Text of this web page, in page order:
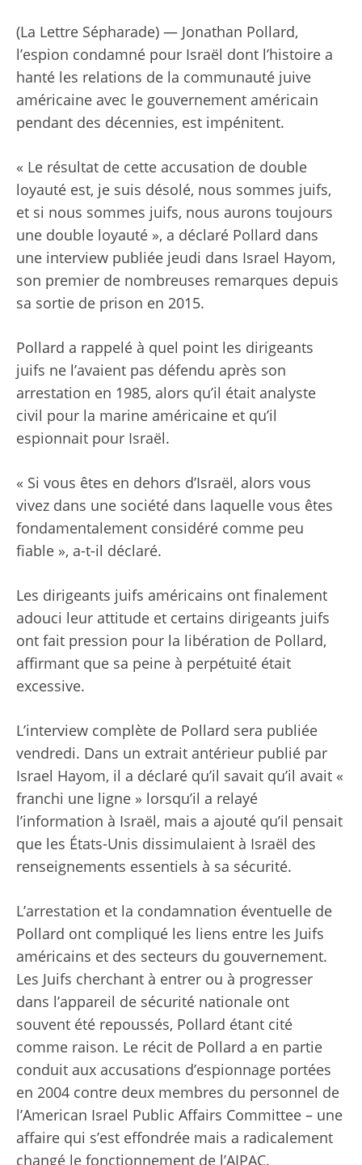
(La Lettre Sépharade) — Jonathan Pollard,
l’espion condamné pour Israël dont l’histoire a
hanté les relations de la communauté juive
américaine avec le gouvernement américain
pendant des décennies, est impénitent.
« Le résultat de cette accusation de double
loyauté est, je suis désolé, nous sommes juifs,
et si nous sommes juifs, nous aurons toujours
une double loyauté », a déclaré Pollard dans
une interview publiée jeudi dans Israel Hayom,
son premier de nombreuses remarques depuis
sa sortie de prison en 2015.
Pollard a rappelé à quel point les dirigeants
juifs ne l’avaient pas défendu après son
arrestation en 1985, alors qu’il était analyste
civil pour la marine américaine et qu’il
espionnait pour Israël.
« Si vous êtes en dehors d’Israël, alors vous
vivez dans une société dans laquelle vous êtes
fondamentalement considéré comme peu
fiable », a-t-il déclaré.
Les dirigeants juifs américains ont finalement
adouci leur attitude et certains dirigeants juifs
ont fait pression pour la libération de Pollard,
affirmant que sa peine à perpétuité était
excessive.
L’interview complète de Pollard sera publiée
vendredi. Dans un extrait antérieur publié par
Israel Hayom, il a déclaré qu’il savait qu’il avait «
franchi une ligne » lorsqu’il a relayé
l’information à Israël, mais a ajouté qu’il pensait
que les États-Unis dissimulaient à Israël des
renseignements essentiels à sa sécurité.
L’arrestation et la condamnation éventuelle de
Pollard ont compliqué les liens entre les Juifs
américains et des secteurs du gouvernement.
Les Juifs cherchant à entrer ou à progresser
dans l’appareil de sécurité nationale ont
souvent été repoussés, Pollard étant cité
comme raison. Le récit de Pollard a en partie
conduit aux accusations d’espionnage portées
en 2004 contre deux membres du personnel de
l’American Israel Public Affairs Committee – une
affaire qui s’est effondrée mais a radicalement
changé le fonctionnement de l’AIPAC.